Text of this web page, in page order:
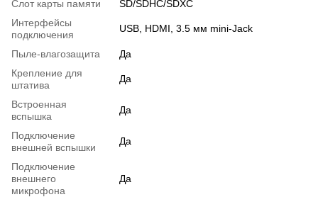
Слот карты памяти
SD/SDHC/SDXC
Интерфейсы
подключения
USB, HDMI, 3.5 мм mini-Jack
Пыле-влагозащита
Да
Крепление для
штатива
Да
Встроенная
вспышка
Да
Подключение
внешней вспышки
Да
Подключение
внешнего
микрофона
Да